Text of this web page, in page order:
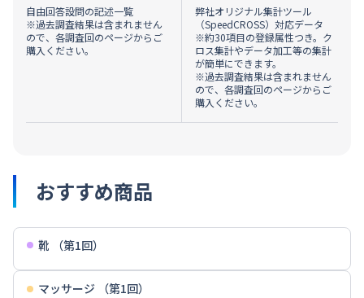
自由回答設問の記述一覧
※過去調査結果は含まれません
ので、各調査回のページからご
購入ください。
弊社オリジナル集計ツール
（SpeedCROSS）対応データ
※約30項目の登録属性つき。ク
ロス集計やデータ加工等の集計
が簡単にできます。
※過去調査結果は含まれません
ので、各調査回のページからご
購入ください。
おすすめ商品
靴 （第1回）
マッサージ （第1回）